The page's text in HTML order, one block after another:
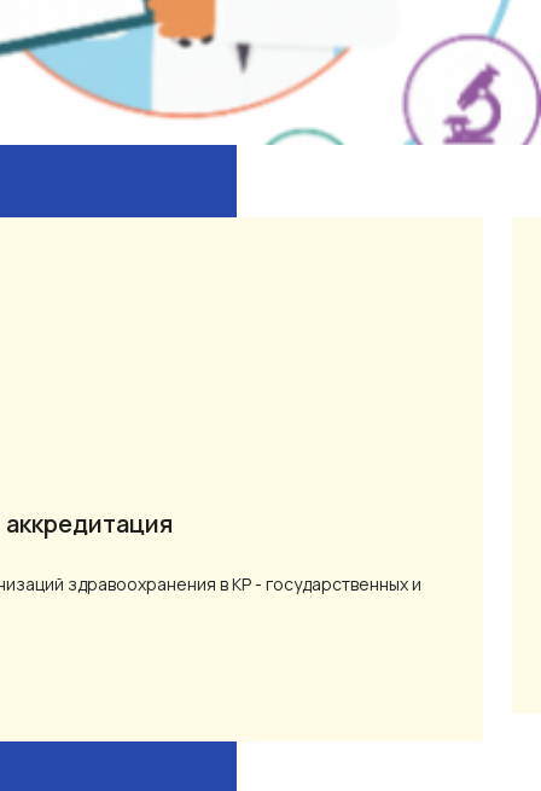
здравоохранения в КР - государственных и